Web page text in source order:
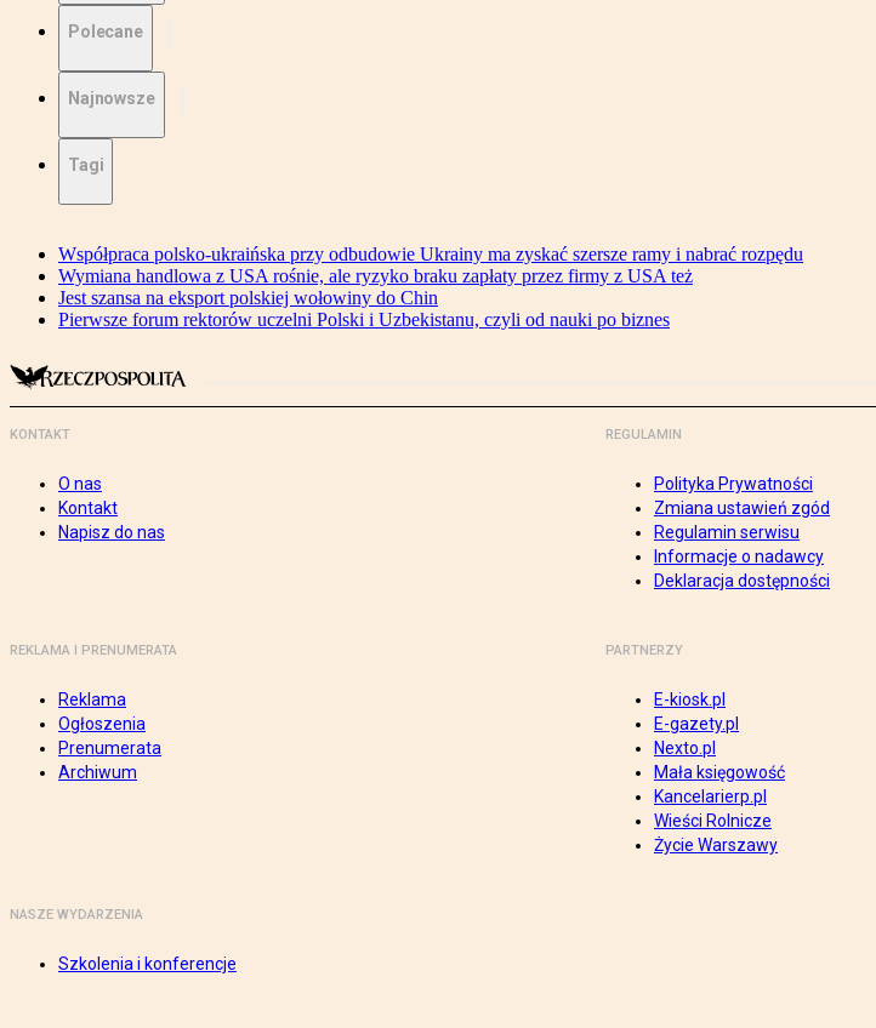
Polecane
Najnowsze
Tagi
Współpraca polsko-ukraińska przy odbudowie Ukrainy ma zyskać szersze ramy i nabrać rozpędu
Wymiana handlowa z USA rośnie, ale ryzyko braku zapłaty przez firmy z USA też
Jest szansa na eksport polskiej wołowiny do Chin
Pierwsze forum rektorów uczelni Polski i Uzbekistanu, czyli od nauki po biznes
KONTAKT
O nas
Kontakt
Napisz do nas
REGULAMIN
Polityka Prywatności
Zmiana ustawień zgód
Regulamin serwisu
Informacje o nadawcy
Deklaracja dostępności
REKLAMA I PRENUMERATA
Reklama
Ogłoszenia
Prenumerata
Archiwum
PARTNERZY
E-kiosk.pl
E-gazety.pl
Nexto.pl
Mała księgowość
Kancelarierp.pl
Wieści Rolnicze
Życie Warszawy
NASZE WYDARZENIA
Szkolenia i konferencje